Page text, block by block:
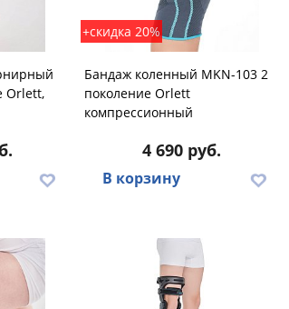
Orlett,
+скидка 20%
Бандаж коленный MKN-103 2
поколение Orlett
компрессионный
4 690 руб.
В корзину